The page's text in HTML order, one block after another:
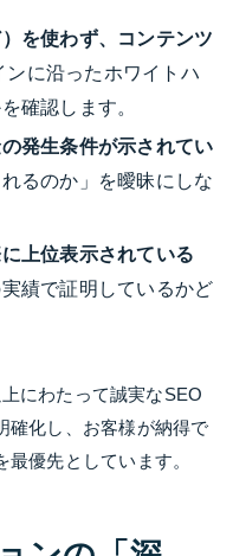
を使わず、コンテンツ
に沿ったホワイトハ
確認します。
発生条件が示されてい
るのか」を曖昧にしな
上位表示されている
績で証明しているかど
にわたって誠実なSEO
確化し、お客様が納得で
優先としています。